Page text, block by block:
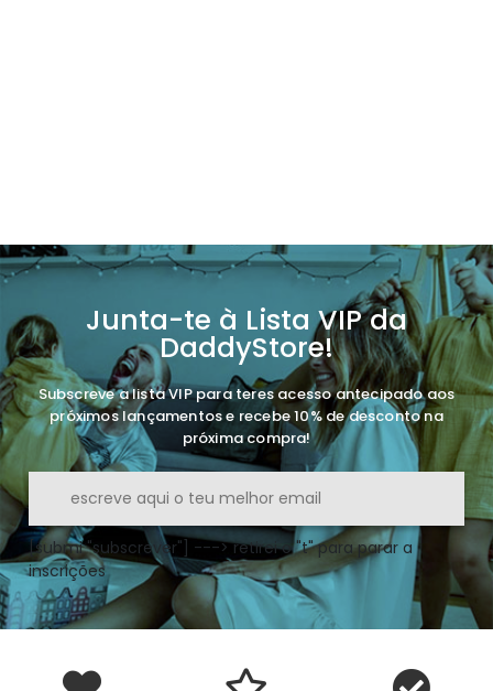
Junta-te à Lista VIP da
DaddyStore!
Subscreve a lista VIP para teres acesso antecipado aos
próximos lançamentos e recebe 10% de desconto na
próxima compra!
[submi "subscrever"] ---> retirei o "t" para parar a
inscrições